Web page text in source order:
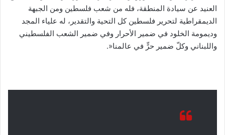
العنيد عن سيادة المنطقة، فله من شعب فلسطين ومن الجبهة
الديمقراطية لتحرير فلسطين كل التحية والتقدير، له علياء المجد
وديمومة الخلود في ضمير الأحرار وفي ضمير الشعب الفلسطيني
واللبناني وكلّ ضمير حرٍّ في عالمنا«.